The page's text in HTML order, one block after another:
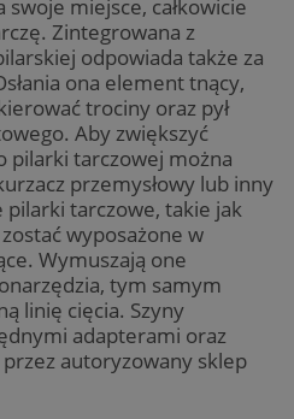
miejsce, całkowicie
Zintegrowana z
odpowiada także za
ona element tnący,
trociny oraz pył
Aby zwiększyć
pilarki tarczowej można
przemysłowy lub inny
tarczowe, takie jak
wyposażone w
Wymuszają one
tym samym
linię cięcia. Szyny
adapterami oraz
autoryzowany sklep